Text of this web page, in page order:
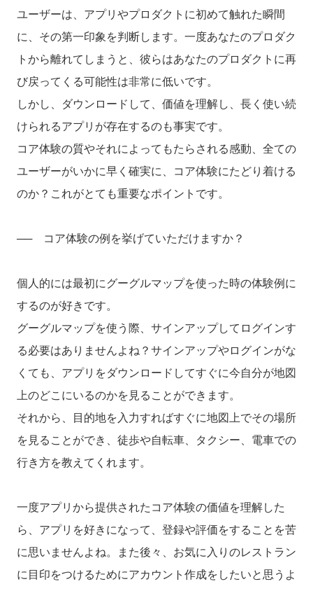
ユーザーは、アプリやプロダクトに初めて触れた瞬間
に、その第一印象を判断します。一度あなたのプロダク
トから離れてしまうと、彼らはあなたのプロダクトに再
び戻ってくる可能性は非常に低いです。
しかし、ダウンロードして、価値を理解し、長く使い続
けられるアプリが存在するのも事実です。
コア体験の質やそれによってもたらされる感動、全ての
ユーザーがいかに早く確実に、コア体験にたどり着ける
のか？これがとても重要なポイントです。
── コア体験の例を挙げていただけますか？
個人的には最初にグーグルマップを使った時の体験例に
するのが好きです。
グーグルマップを使う際、サインアップしてログインす
る必要はありませんよね？サインアップやログインがな
くても、アプリをダウンロードしてすぐに今自分が地図
上のどこにいるのかを見ることができます。
それから、目的地を入力すればすぐに地図上でその場所
を見ることができ、徒歩や自転車、タクシー、電車での
行き方を教えてくれます。
一度アプリから提供されたコア体験の価値を理解した
ら、アプリを好きになって、登録や評価をすることを苦
に思いませんよね。また後々、お気に入りのレストラン
に目印をつけるためにアカウント作成をしたいと思うよ